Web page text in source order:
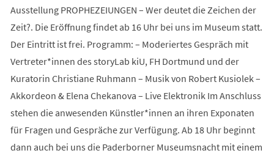
Ausstellung PROPHEZEIUNGEN – Wer deutet die Zeichen der
Zeit?. Die Eröffnung findet ab 16 Uhr bei uns im Museum statt.
Der Eintritt ist frei. Programm: – Moderiertes Gespräch mit
Vertreter*innen des storyLab kiU, FH Dortmund und der
Kuratorin Christiane Ruhmann – Musik von Robert Kusiolek –
Akkordeon & Elena Chekanova – Live Elektronik Im Anschluss
stehen die anwesenden Künstler*innen an ihren Exponaten
für Fragen und Gespräche zur Verfügung. Ab 18 Uhr beginnt
dann auch bei uns die Paderborner Museumsnacht mit einem